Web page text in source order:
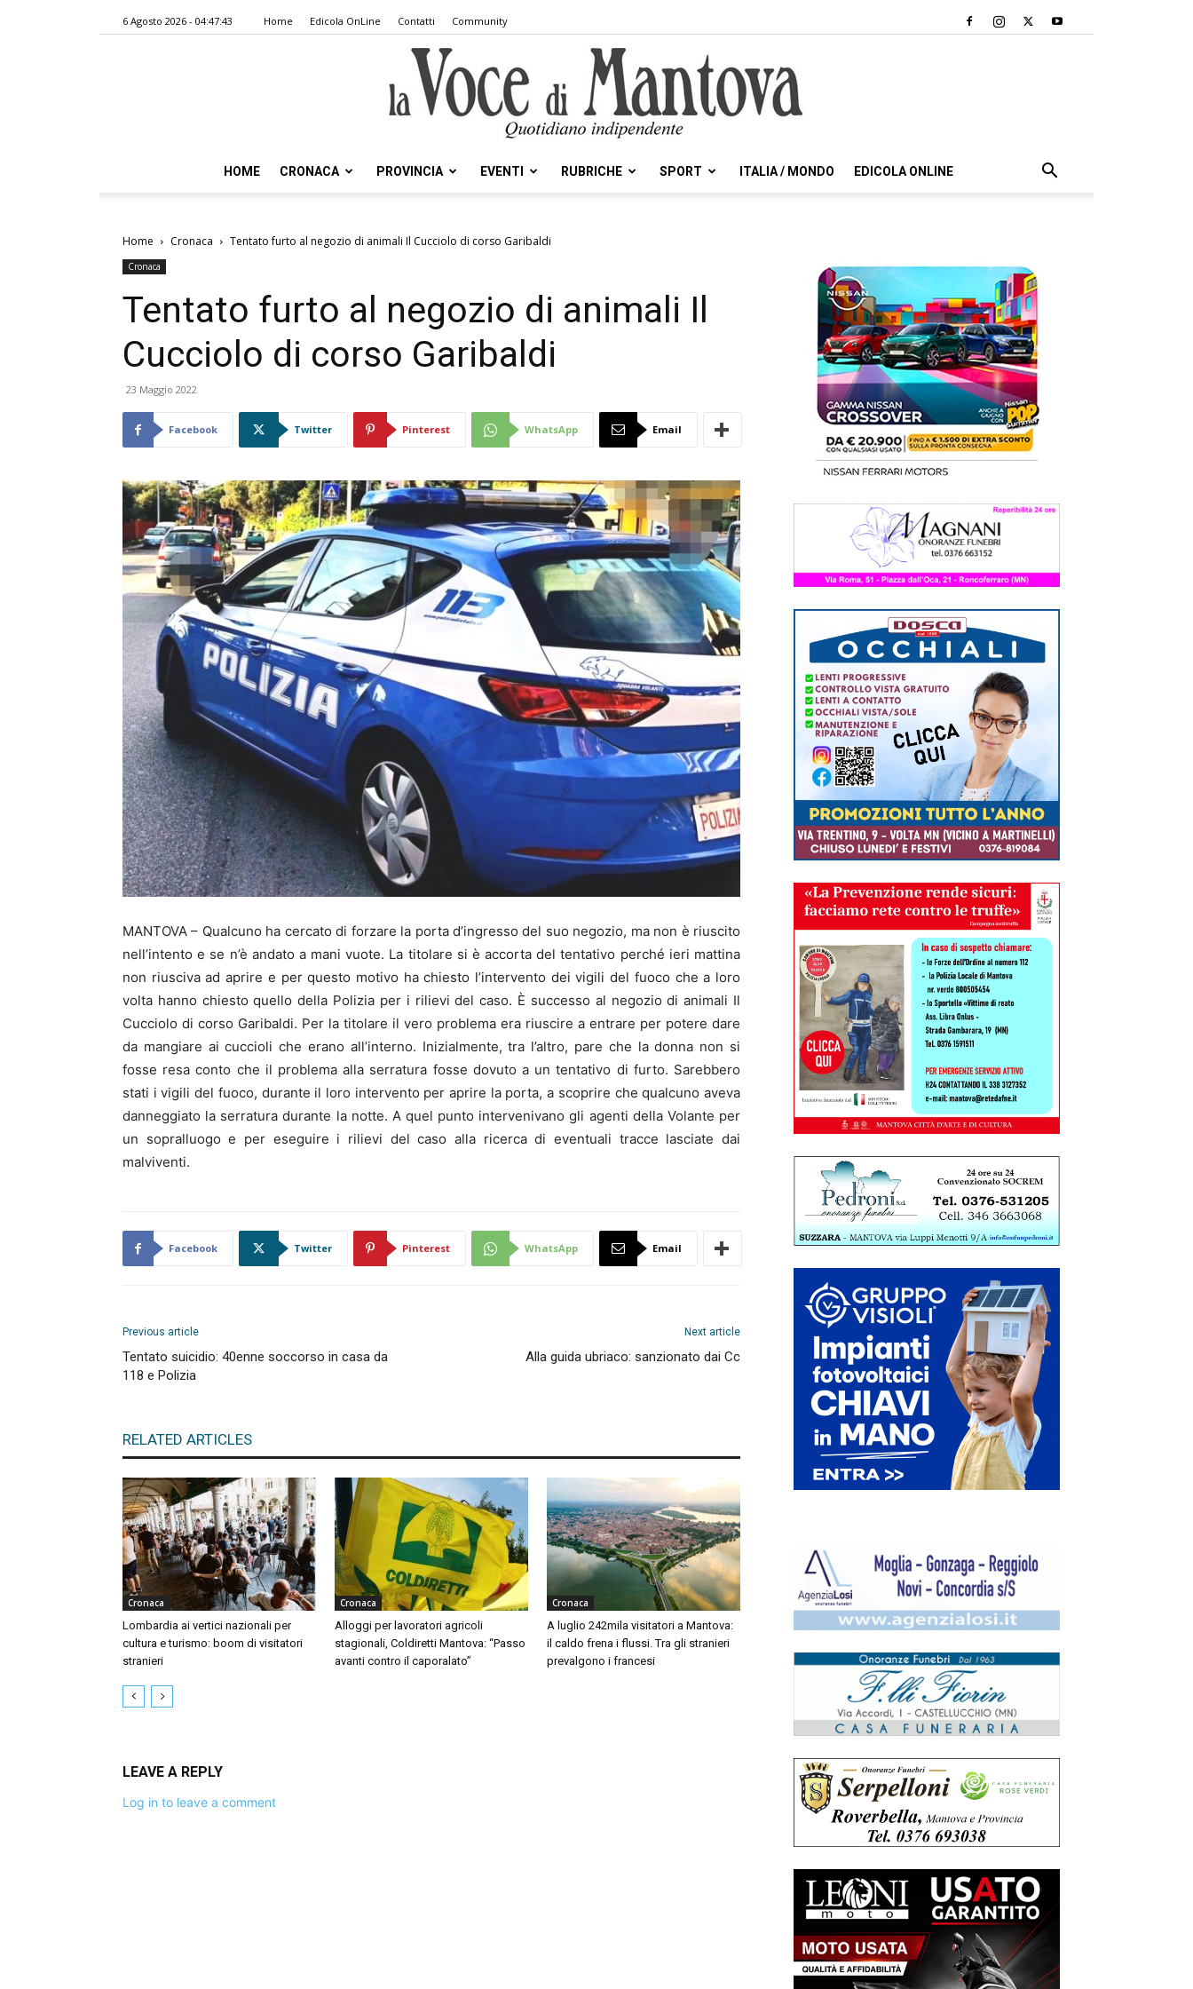
6 Agosto 2026 - 04:47:43 Home Edicola OnLine Contatti Community
Voce
Mantova
HOME CRONACA PROVINCIA EVENTI RUBRICHE SPORT ITALIA / MONDO EDICOLA ONLINE
Home Cronaca Tentato furto al negozio di animali Il Cucciolo di corso Garibaldi
Cronaca
Tentato furto al negozio di animali Il
Cucciolo di corso Garibaldi
23 Maggio 2022
Facebook Twitter Pinterest WhatsApp Email
MANTOVA – Qualcuno ha cercato di forzare la porta d’ingresso del suo negozio, ma non è riuscito
nell’intento e se n’è andato a mani vuote. La titolare si è accorta del tentativo perché ieri mattina
non riusciva ad aprire e per questo motivo ha chiesto l’intervento dei vigili del fuoco che a loro
volta hanno chiesto quello della Polizia per i rilievi del caso. È successo al negozio di animali Il
Cucciolo di corso Garibaldi. Per la titolare il vero problema era riuscire a entrare per potere dare
da mangiare ai cuccioli che erano all’interno. Inizialmente, tra l’altro, pare che la donna non si
fosse resa conto che il problema alla serratura fosse dovuto a un tentativo di furto. Sarebbero
stati i vigili del fuoco, durante il loro intervento per aprire la porta, a scoprire che qualcuno aveva
danneggiato la serratura durante la notte. A quel punto intervenivano gli agenti della Volante per
un sopralluogo e per eseguire i rilievi del caso alla ricerca di eventuali tracce lasciate dai
malviventi.
Facebook Twitter Pinterest WhatsApp Email
Previous article
Tentato suicidio: 40enne soccorso in casa da
118 e Polizia
Next article
Alla guida ubriaco: sanzionato dai Cc
RELATED ARTICLES
Cronaca
Lombardia ai vertici nazionali per
cultura e turismo: boom di visitatori
stranieri
Cronaca
Alloggi per lavoratori agricoli
stagionali, Coldiretti Mantova: “Passo
avanti contro il caporalato”
Cronaca
A luglio 242mila visitatori a Mantova:
il caldo frena i flussi. Tra gli stranieri
prevalgono i francesi
LEAVE A REPLY
Log in to leave a comment